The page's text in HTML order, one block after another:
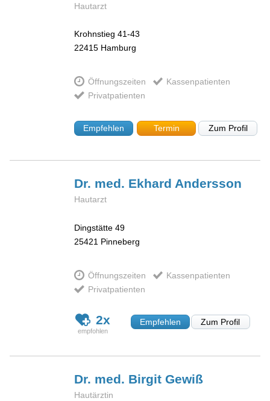
Hautarzt
Krohnstieg 41-43
22415 Hamburg
Öffnungszeiten
Kassenpatienten
Privatpatienten
Empfehlen Termin Zum Profil
Dr. med. Ekhard Andersson
Hautarzt
Dingstätte 49
25421 Pinneberg
Öffnungszeiten
Kassenpatienten
Privatpatienten
2x Empfehlen Zum Profil
Dr. med. BirgitGewiß
Hautärztin